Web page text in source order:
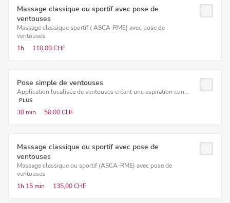
Massage classique ou sportif avec pose de
ventouses
Massage classique sportif ( ASCA-RME) avec pose de
ventouses
1h
110,00 CHF
Pose simple de ventouses
Application localisée de ventouses créant une aspiration con...
PLUS
30 min 50,00 CHF
Massage classique ou sportif avec pose de
ventouses
Massage classique ou sportif (ASCA-RME) avec pose de
ventouses
1h 15 min 135,00 CHF